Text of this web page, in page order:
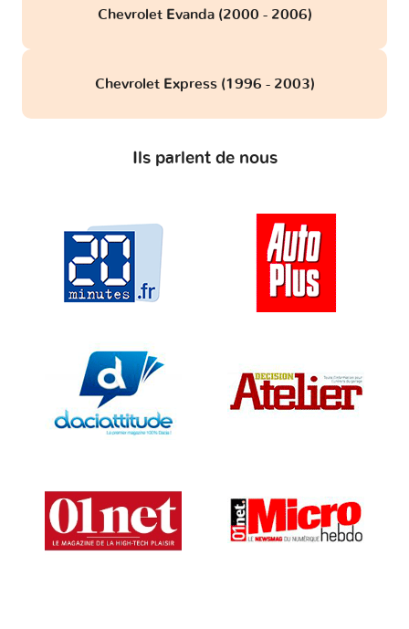
Chevrolet Evanda (2000 - 2006)
Chevrolet Express (1996 - 2003)
Ils parlent de nous